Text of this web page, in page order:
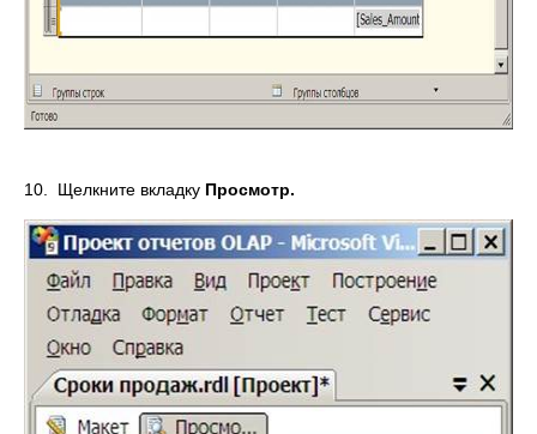
10. Щелкните вкладку Просмотр.